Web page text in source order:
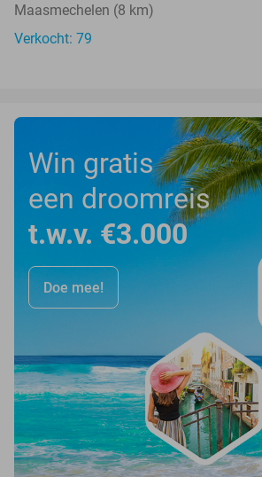
Maasmechelen (8 km)
Verkocht: 79
Win gratis
een droomreis
t.w.v. €3.000
Doe mee!